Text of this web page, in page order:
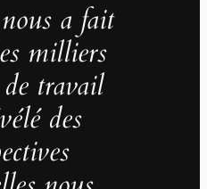
a fait
milliers
de travail
des